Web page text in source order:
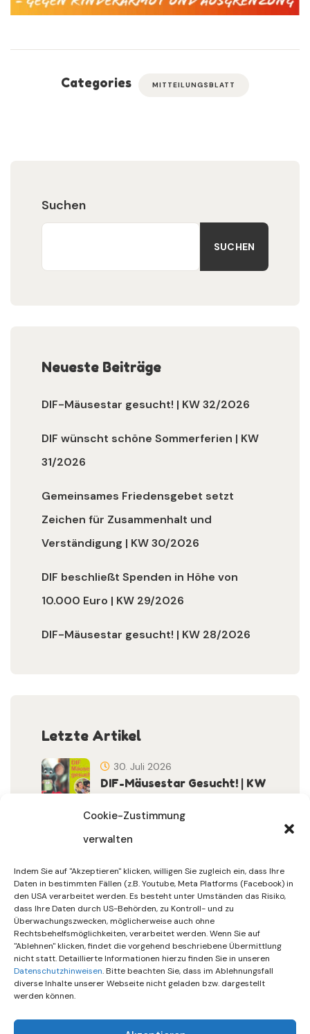
Cookie-Zustimmung
verwalten
Indem Sie auf "Akzeptieren" klicken, willigen Sie zugleich ein, dass Ihre
Daten in bestimmten Fällen (z.B. Youtube, Meta Platforms (Facebook) in
den USA verarbeitet werden. Es besteht unter Umständen das Risiko,
dass Ihre Daten durch US-Behörden, zu Kontroll- und zu
Überwachungszwecken, möglicherweise auch ohne
Rechtsbehelfsmöglichkeiten, verarbeitet werden. Wenn Sie auf
"Ablehnen" klicken, findet die vorgehend beschriebene Übermittlung
nicht statt. Detaillierte Informationen hierzu finden Sie in unseren
Datenschutzhinweisen. Bitte beachten Sie, dass im Ablehnungsfall
diverse Inhalte unserer Webseite nicht geladen bzw. dargestellt
werden können.
Categories MITTEILUNGSBLATT
Suchen
SUCHEN
Neueste Beiträge
DIF-Mäusestar gesucht! | KW 32/2026
DIF wünscht schöne Sommerferien | KW
31/2026
Gemeinsames Friedensgebet setzt
Zeichen für Zusammenhalt und
Verständigung | KW 30/2026
DIF beschließt Spenden in Höhe von
10.000 Euro | KW 29/2026
DIF-Mäusestar gesucht! | KW 28/2026
Letzte Artikel
DIF-Mäusestar Gesucht! | KW
30. Juli 2026
Sommerferien | KW 31/…
30. Juli 2026
Gemeinsames Friedensgebet
Setzt Zeichen …
15. Juli 2026